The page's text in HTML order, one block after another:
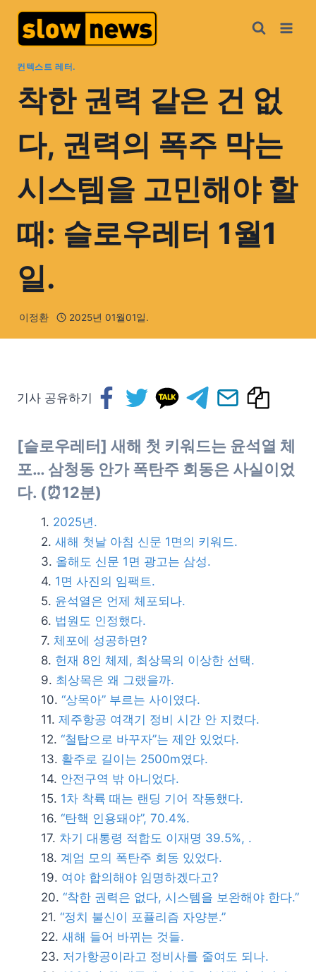
컨텍스트 레터.
착한 권력 같은 건 없
다, 권력의 폭주 막는
시스템을 고민해야 할
때: 슬로우레터 1월1
일.
이정환 2025년 01월01일.
기사 공유하기
[슬로우레터] 새해 첫 키워드는 윤석열 체
포… 삼청동 안가 폭탄주 회동은 사실이었
다. (⏰12분)
2025년.
새해 첫날 아침 신문 1면의 키워드.
올해도 신문 1면 광고는 삼성.
1면 사진의 임팩트.
윤석열은 언제 체포되나.
법원도 인정했다.
체포에 성공하면?
헌재 8인 체제, 최상목의 이상한 선택.
최상목은 왜 그랬을까.
“상목아” 부르는 사이였다.
제주항공 여객기 정비 시간 안 지켰다.
“철탑으로 바꾸자”는 제안 있었다.
활주로 길이는 2500m였다.
안전구역 밖 아니었다.
1차 착륙 때는 랜딩 기어 작동했다.
“탄핵 인용돼야”, 70.4%.
차기 대통령 적합도 이재명 39.5%, .
계엄 모의 폭탄주 회동 있었다.
여야 합의해야 임명하겠다고?
“착한 권력은 없다, 시스템을 보완해야 한다.”
“정치 불신이 포퓰리즘 자양분.”
새해 들어 바뀌는 것들.
저가항공이라고 정비사를 줄여도 되나.